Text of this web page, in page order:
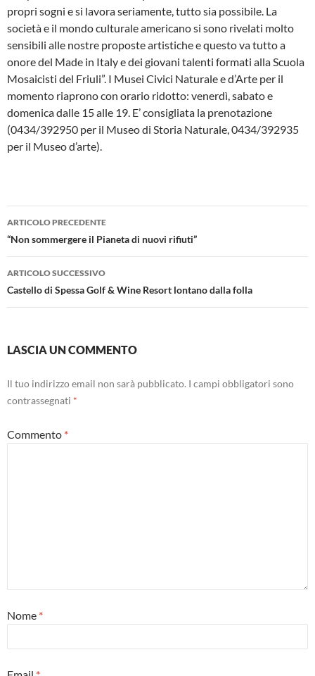
propri sogni e si lavora seriamente, tutto sia possibile. La
società e il mondo culturale americano si sono rivelati molto
sensibili alle nostre proposte artistiche e questo va tutto a
onore del Made in Italy e dei giovani talenti formati alla Scuola
Mosaicisti del Friuli”. I Musei Civici Naturale e d’Arte per il
momento riaprono con orario ridotto: venerdì, sabato e
domenica dalle 15 alle 19. E’ consigliata la prenotazione
(0434/392950 per il Museo di Storia Naturale, 0434/392935
per il Museo d’arte).
Navigazione
articolo
ARTICOLO PRECEDENTE
“Non sommergere il Pianeta di nuovi rifiuti”
ARTICOLO SUCCESSIVO
Castello di Spessa Golf & Wine Resort lontano dalla folla
LASCIA UN COMMENTO
Il tuo indirizzo email non sarà pubblicato. I campi obbligatori sono
contrassegnati *
Commento *
Nome *